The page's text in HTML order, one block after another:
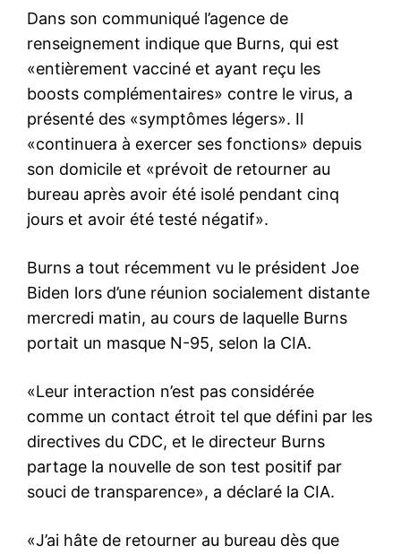
Dans son communiqué l’agence de
renseignement indique que Burns, qui est
«entièrement vacciné et ayant reçu les
boosts complémentaires» contre le virus, a
présenté des «symptômes légers». Il
«continuera à exercer ses fonctions» depuis
son domicile et «prévoit de retourner au
bureau après avoir été isolé pendant cinq
jours et avoir été testé négatif».
Burns a tout récemment vu le président Joe
Biden lors d’une réunion socialement distante
mercredi matin, au cours de laquelle Burns
portait un masque N-95, selon la CIA.
«Leur interaction n’est pas considérée
comme un contact étroit tel que défini par les
directives du CDC, et le directeur Burns
partage la nouvelle de son test positif par
souci de transparence», a déclaré la CIA.
«J’ai hâte de retourner au bureau dès que